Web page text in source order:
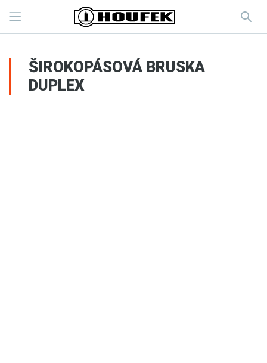
ŠIROKOPÁSOVÁ BRUSKA
DUPLEX